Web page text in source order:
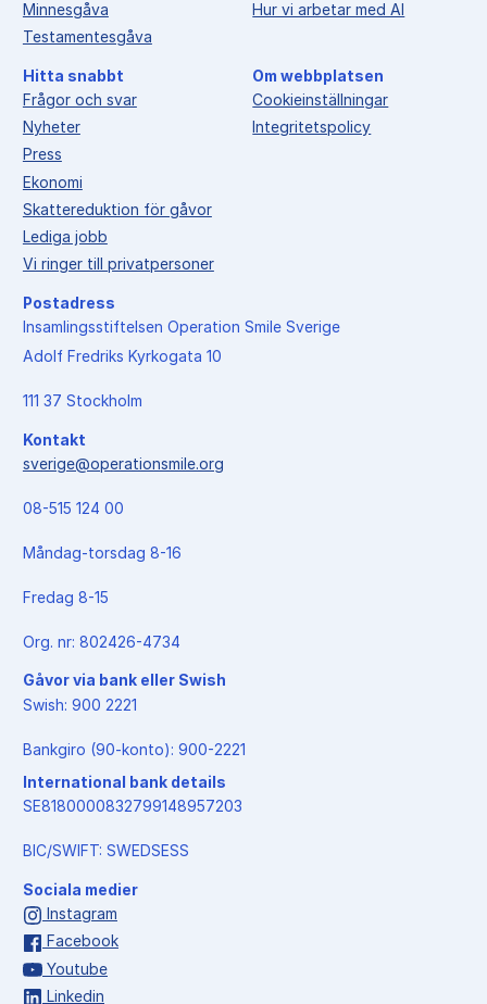
Minnesgåva
Testamentesgåva
Hur vi arbetar med AI
Hitta snabbt
Frågor och svar
Nyheter
Press
Ekonomi
Skattereduktion för gåvor
Lediga jobb
Vi ringer till privatpersoner
Om webbplatsen
Cookieinställningar
Integritetspolicy
Postadress
Insamlingsstiftelsen Operation Smile Sverige
Adolf Fredriks Kyrkogata 10
111 37 Stockholm
Kontakt
sverige@operationsmile.org
08-515 124 00
Måndag-torsdag 8-16
Fredag 8-15
Org. nr: 802426-4734
Gåvor via bank eller Swish
Swish: 900 2221
Bankgiro (90-konto): 900-2221
International bank details
SE8180000832799148957203
BIC/SWIFT: SWEDSESS
Sociala medier
Instagram
Facebook
Youtube
Linkedin